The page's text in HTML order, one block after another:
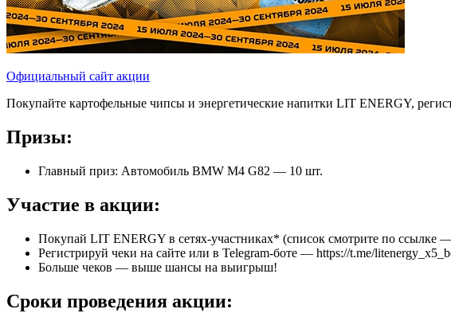
Официальный сайт акции
Покупайте картофельные чипсы и энергетические напитки LIT ENERGY,
Призы:
Главный приз: Автомобиль BMW M4 G82 — 10 шт.
Участие в акции:
Покупай LIT ENERGY в сетях-участниках* (список смотрите по ссылке
Регистрируй чеки на сайте или в Telegram-боте — https://t.me/
Больше чеков — выше шансы на выигрыш!
Сроки проведения акции: